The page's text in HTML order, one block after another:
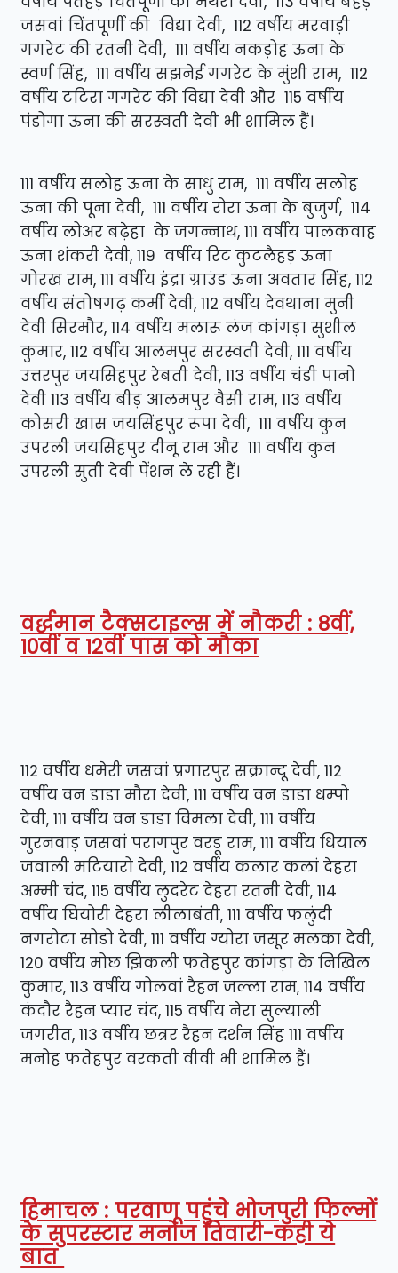
जसवां चिंतपूर्णी की विद्या देवी, 112 वर्षीय मरवाड़ी
गगरेट की रतनी देवी, 111 वर्षीय नकड़ोह ऊना के
स्वर्ण सिंह, 111 वर्षीय सझनेई गगरेट के मुंशी राम, 112
वर्षीय टटिरा गगरेट की विद्या देवी और 115 वर्षीय
पंडोगा ऊना की सरस्वती देवी भी शामिल हैं।
111 वर्षीय सलोह ऊना के साधु राम, 111 वर्षीय सलोह
ऊना की पूना देवी, 111 वर्षीय रोरा ऊना के बुजुर्ग, 114
वर्षीय लोअर बढ़ेहा के जगन्नाथ, 111 वर्षीय पालकवाह
ऊना शंकरी देवी, 119 वर्षीय रिट कुटलैहड़ ऊना
गोरख राम, 111 वर्षीय इंद्रा ग्राउंड ऊना अवतार सिंह, 112
वर्षीय संतोषगढ़ कर्मी देवी, 112 वर्षीय देवथाना मुनी
देवी सिरमौर, 114 वर्षीय मलारू लंज कांगड़ा सुशील
कुमार, 112 वर्षीय आलमपुर सरस्वती देवी, 111 वर्षीय
उत्तरपुर जयसिहपुर रेबती देवी, 113 वर्षीय चंडी पानो
देवी 113 वर्षीय बीड़ आलमपुर वैसी राम, 113 वर्षीय
कोसरी खास जयसिंहपुर रूपा देवी, 111 वर्षीय कुन
उपरली जयसिंहपुर दीनू राम और 111 वर्षीय कुन
उपरली सुती देवी पेंशन ले रही हैं।
वर्द्धमान टैक्सटाइल्स में नौकरी : 8वीं,
10वीं व 12वीं पास को मौका
112 वर्षीय धमेरी जसवां प्रगारपुर सक्रान्दू देवी, 112
वर्षीय वन डाडा मौरा देवी, 111 वर्षीय वन डाडा धम्पो
देवी, 111 वर्षीय वन डाडा विमला देवी, 111 वर्षीय
गुरनवाड़ जसवां परागपुर वरडू राम, 111 वर्षीय धियाल
जवाली मटियारो देवी, 112 वर्षीय कलार कलां देहरा
अम्मी चंद, 115 वर्षीय लुदरेट देहरा रतनी देवी, 114
वर्षीय घियोरी देहरा लीलाबंती, 111 वर्षीय फलुंदी
नगरोटा सोडो देवी, 111 वर्षीय ग्योरा जसूर मलका देवी,
120 वर्षीय मोछ झिकली फतेहपुर कांगड़ा के निखिल
कुमार, 113 वर्षीय गोलवां रैहन जल्ला राम, 114 वर्षीय
कंदौर रैहन प्यार चंद, 115 वर्षीय नेरा सुल्याली
जगरीत, 113 वर्षीय छत्रर रैहन दर्शन सिंह 111 वर्षीय
मनोह फतेहपुर वरकती वीवी भी शामिल हैं।
हिमाचल : परवाणू पहुंचे भोजपुरी फिल्मों
के सुपरस्टार मनोज तिवारी-कही ये
बात